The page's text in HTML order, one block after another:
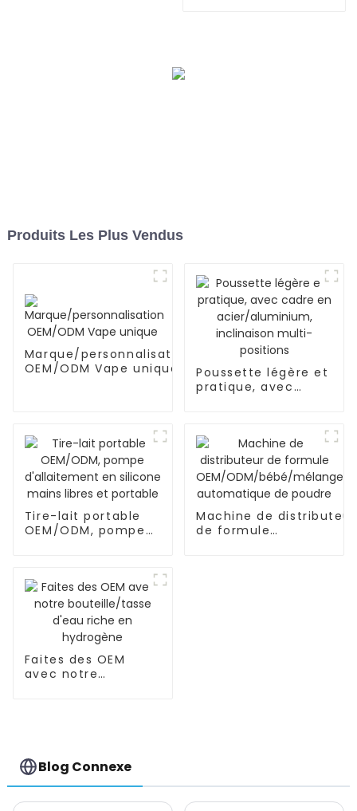
Produits Les Plus Vendus
Marque/personnalisation
OEM/ODM Vape unique
Poussette légère et
pratique, avec
positions
Tire-lait portable
OEM/ODM, pompe
Machine de distributeur
de formule
Faites des OEM
avec notre
Blog Connexe